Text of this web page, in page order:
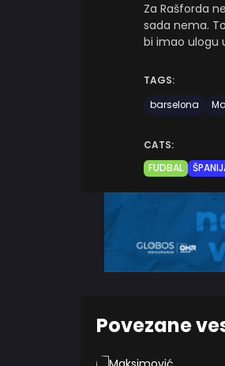
Za Rašforda
sada nema.
bi imao ulogu
TAGS:
barselona
CATS:
FUDBAL
Povezane